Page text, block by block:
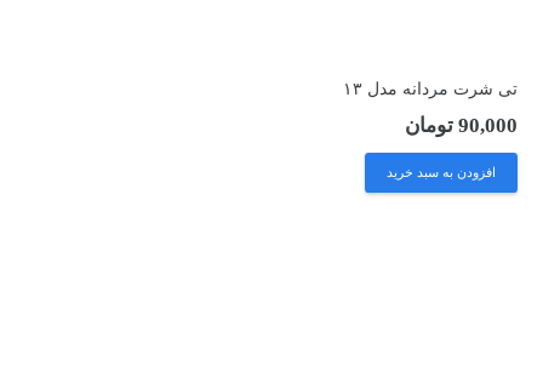
تی شرت مردانه مدل ۱۳
90,000 تومان
افزودن به سبد خرید